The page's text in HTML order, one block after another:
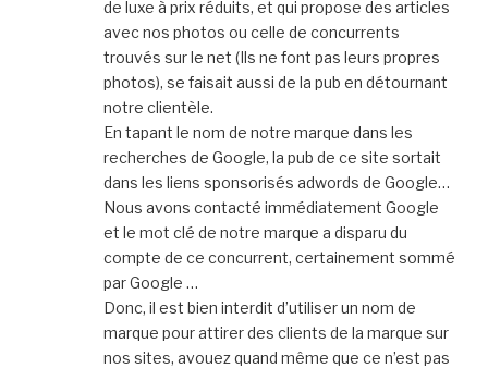
de luxe à prix réduits, et qui propose des articles
avec nos photos ou celle de concurrents
trouvés sur le net (Ils ne font pas leurs propres
photos), se faisait aussi de la pub en détournant
notre clientèle.
En tapant le nom de notre marque dans les
recherches de Google, la pub de ce site sortait
dans les liens sponsorisés adwords de Google…
Nous avons contacté immédiatement Google
et le mot clé de notre marque a disparu du
compte de ce concurrent, certainement sommé
par Google …
Donc, il est bien interdit d’utiliser un nom de
marque pour attirer des clients de la marque sur
nos sites, avouez quand même que ce n’est pas